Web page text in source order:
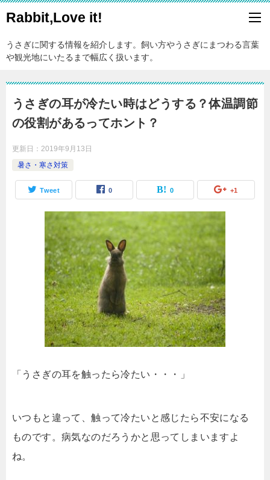
Rabbit,Love it!
うさぎに関する情報を紹介します。飼い方やうさぎにまつわる言葉
や観光地にいたるまで幅広く扱います。
うさぎの耳が冷たい時はどうする？体温調節
の役割があるってホント？
更新日： 2019年9月13日
暑さ・寒さ対策
Tweet 0 0 +1
「うさぎの耳を触ったら冷たい・・・」
いつもと違って、触って冷たいと感じたら不安になる
ものです。病気なのだろうかと思ってしまいますよ
ね。